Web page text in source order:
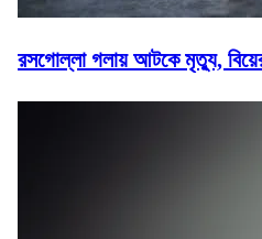
রসগোল্লা গলায় আটকে মৃত্যু, বিয়ের